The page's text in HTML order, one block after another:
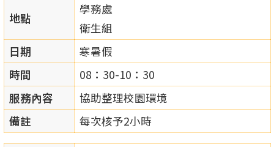
地點
學務處
衛生組
日期
寒暑假
時間
08：30-10：30
服務內容
協助整理校園環境
備註
每次核予2小時